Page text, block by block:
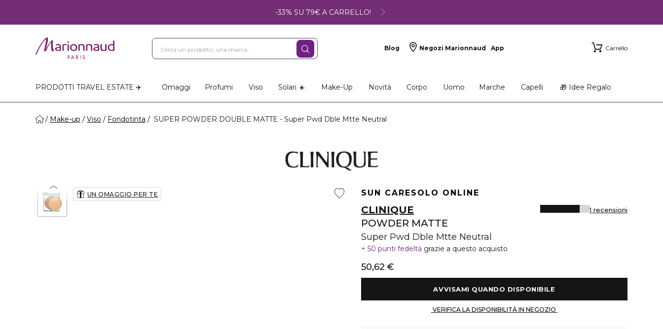
-33% SU 79€ A CARRELLO!
Blog Negozi Marionnaud App Carrello
PRODOTTI TRAVEL ESTATE ✈️ Omaggi Profumi Viso Solari ☀️ Make-Up Novità Corpo Uomo Marche Capelli 🎁 Idee Regalo
Make-up Viso Fondotinta SUPER POWDER DOUBLE MATTE - Super Pwd Dble Mtte Neutral
UN OMAGGIO PER TE SUN CARESOLO ONLINE
CLINIQUE
POWDER MATTE
Super Pwd Dble Mtte Neutral
1 recensioni
50 punti fedeltà grazie a questo acquisto
50,62 €